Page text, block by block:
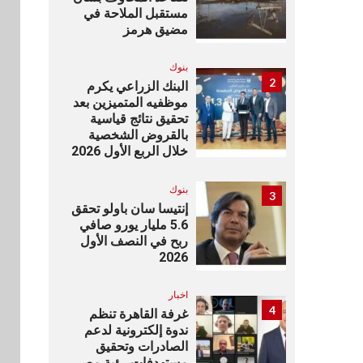
مستقبل الملاحة في
مضيق هرمز
2
بنوك
البنك الزراعي يكرم
موظفيه المتميزين بعد
تحقيق نتائج قياسية
بالقروض الشخصية
خلال الربع الأول 2026
3 بنوك
إنتيسا سان باولو تحقق
5.6 مليار يورو صافي
ربح في النصف الأول
2026
4
اخبار
غرفة القاهرة تنظم
ندوة إلكترونية لدعم
الصادرات وتحقيق